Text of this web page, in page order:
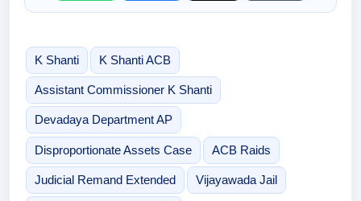
K Shanti K Shanti ACB
Assistant Commissioner K Shanti
Devadaya Department AP
Disproportionate Assets Case ACB Raids
Judicial Remand Extended Vijayawada Jail